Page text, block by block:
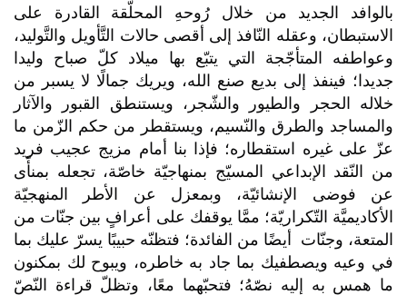
بالوافد الجديد من خلال رُوحهِ المحلّقة القادرة على
الاستبطان، وعقله النّافذ إلى أقصى حالات التَّأويل والتَّوليد،
وعواطفه المتأجّجة التي يتبّع بها ميلاد كلّ صباح وليدا
جديدا؛ فينفذ إلى بديع صنع الله، ويريك جمالًا لا يسبر من
خلاله الحجر والطيور والشّجر، ويستنطق القبور والآثار
والمساجد والطرق والنّسيم، ويستقطر من حكم الزّمن ما
عزّ على غيره استقطاره؛ فإذا بنا أمام مزيج عجيب فريد
من النّقد الإبداعي المسيّج بمنهاجيّة خاصّة، تجعله بمنأًى
عن فوضى الإنشائيّة، وبمعزل عن الأطر المنهجيّة
الأكاديميَّة التّكراريّة؛ ممَّا يوقفك على أعرافٍ بين جنّات من
المتعة، وجنّات أيضًا من الفائدة؛ فتظنّه حبيبًا يسرّ عليك بما
في وعيه ويصطفيك بما جاد به خاطره، ويبوح لك بمكنون
ما همس به إليه نصّهُ؛ فتحبّهما معًا، وتظلّ قراءة النّصّ